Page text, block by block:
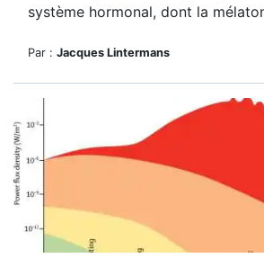
système hormonal, dont la
Par : Jacques Lintermans